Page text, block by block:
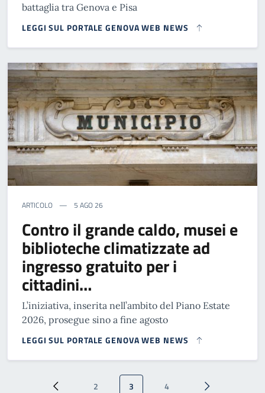
battaglia tra Genova e Pisa
LEGGI SUL PORTALE GENOVA WEB NEWS
ARTICOLO 5 AGO 26
Contro il grande caldo, musei e
biblioteche climatizzate ad
ingresso gratuito per i
cittadini…
L’iniziativa, inserita nell’ambito del Piano Estate
2026, prosegue sino a fine agosto
LEGGI SUL PORTALE GENOVA WEB NEWS
Paginazione 2 3 4